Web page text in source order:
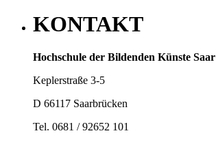
KONTAKT
Hochschule der Bildenden Künste Saar
Keplerstraße 3-5
D 66117 Saarbrücken
Tel. 0681 / 92652 101